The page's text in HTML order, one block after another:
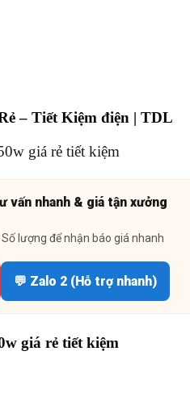
– Tiết Kiệm điện | TDL
vấn nhanh & giá tận xưởng
lượng để nhận báo giá nhanh
💬 Zalo 2 (Hỗ trợ nhanh)
giá rẻ tiết kiệm